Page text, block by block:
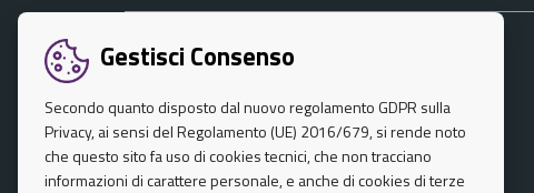
Politici
Documenti e dati
Gestisci Consenso
Secondo quanto disposto dal nuovo regolamento GDPR sulla
Privacy, ai sensi del Regolamento (UE) 2016/679, si rende noto
che questo sito fa uso di cookies tecnici, che non tracciano
informazioni di carattere personale, e anche di cookies di terze